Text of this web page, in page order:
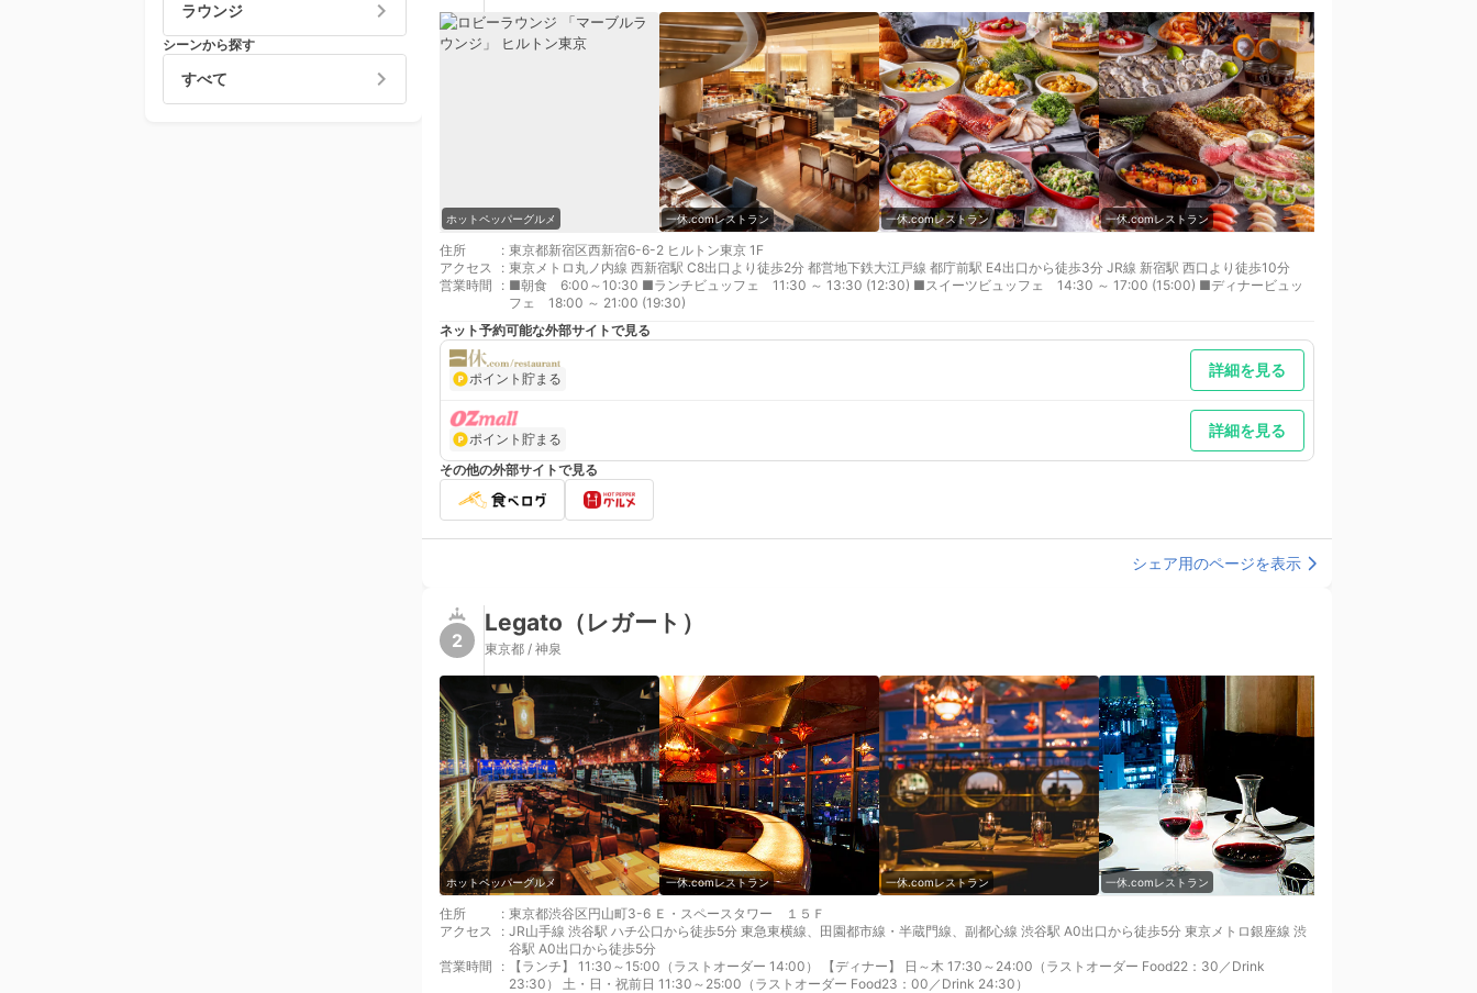
ラウンジ
シーンから探す
すべて
ホットペッパーグルメ 一休.comレストラン 一休.comレストラン 一休.comレストラン
住所 : 東京都新宿区西新宿6-6-2 ヒルトン東京 1F
アクセス
: 東京メトロ丸ノ内線 西新宿駅 C8出口より徒歩2分 都営地下鉄大江戸線 都庁前駅 E4出口から徒歩3分 JR線 新宿駅 西口より徒歩10分
営業時間
: ■朝食 6:00～10:30 ■ランチビュッフェ 11:30 ～ 13:30 (12:30) ■スイーツビュッフェ 14:30 ～ 17:00 (15:00) ■ディナービュッ
フェ 18:00 ～ 21:00 (19:30)
ネット予約可能な外部サイトで見る
ポイント貯まる 詳細を見る
ポイント貯まる 詳細を見る
その他の外部サイトで見る
シェア用のページを表示
2
Legato（レガート）
東京都 / 神泉
ホットペッパーグルメ 一休.comレストラン 一休.comレストラン 一休.comレストラン
住所 : 東京都渋谷区円山町3-6 Ｅ・スペースタワー １５Ｆ
アクセス
: JR山手線 渋谷駅 ハチ公口から徒歩5分 東急東横線、田園都市線・半蔵門線、副都心線 渋谷駅 A0出口から徒歩5分 東京メトロ銀座線 渋
谷駅 A0出口から徒歩5分
営業時間
:
【ランチ】 11:30～15:00（ラストオーダー 14:00） 【ディナー】 日～木 17:30～24:00（ラストオーダー Food22：30／Drink
23:30） 土・日・祝前日 11:30～25:00（ラストオーダー Food23：00／Drink 24:30）